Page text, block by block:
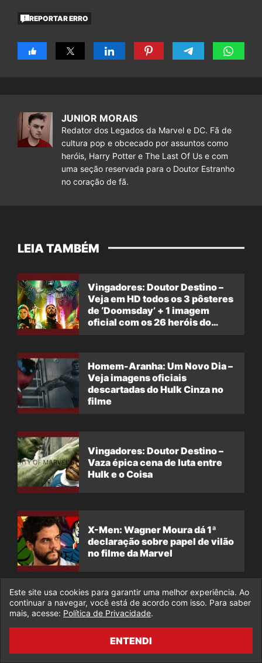
REPORTAR ERRO
JUNIOR MORAIS
Redator dos Legados da Marvel e DC. Fã de
cultura pop e obcecado por assuntos como
heróis, Harry Potter e The Last Of Us e com
uma seção reservada para o Doutor Estranho
no coração de fã.
LEIA TAMBÉM
Vingadores: Doutor Destino –
Veja em HD todos os 3 pôsteres
de ‘Doomsday’ + 1 imagem
oficial com os 26 heróis do
Homem-Aranha: Um Novo Dia –
Veja imagens oficiais
descartadas do Hulk Cinza no
filme
Vingadores: Doutor Destino –
Vaza épica cena de luta entre
Hulk e o Coisa
X-Men: Wagner Moura dá 1ª
declaração sobre papel de vilão
no filme da Marvel
COMENTÁRIOS FECHADOS
Os comentários desse post foram encerrados.
Este site usa cookies para garantir uma melhor experiência. Ao
continuar a navegar, você está de acordo com isso. Para saber
mais, acesse: Política de Privacidade.
ENTENDI